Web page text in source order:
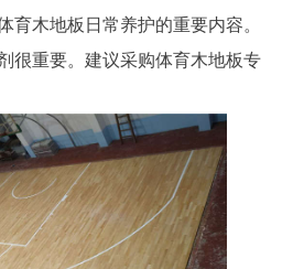
育木地板日常养护的重要内容。
很重要。建议采购体育木地板专